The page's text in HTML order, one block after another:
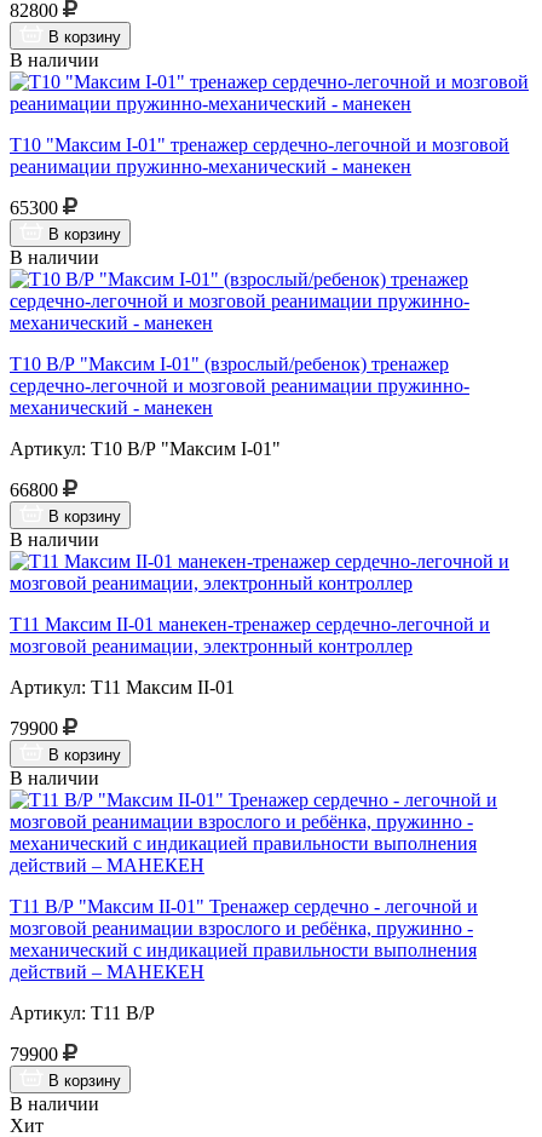
82800
В корзину
В наличии
Т10 "Максим I-01" тренажер сердечно-легочной и мозговой
реанимации пружинно-механический - манекен
65300
В корзину
В наличии
Т10 В/Р "Максим I-01" (взрослый/ребенок) тренажер
сердечно-легочной и мозговой реанимации пружинно-
механический - манекен
Артикул: Т10 В/Р "Максим I-01"
66800
В корзину
В наличии
Т11 Максим II-01 манекен-тренажер сердечно-легочной и
мозговой реанимации, электронный контроллер
Артикул: Т11 Максим II-01
79900
В корзину
В наличии
Т11 В/Р "Максим II-01" Тренажер сердечно - легочной и
мозговой реанимации взрослого и ребёнка, пружинно -
механический с индикацией правильности выполнения
действий – МАНЕКЕН
Артикул: Т11 В/Р
79900
В корзину
В наличии
Хит